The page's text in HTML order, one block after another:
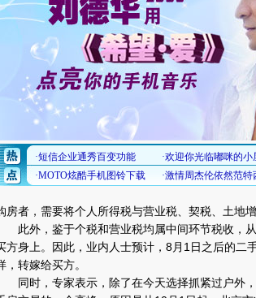
房者，需要将个人所得税与营业税、契税、土地
此外，鉴于个税和营业税均属中间环节税收，从
方身上。因此，业内人士预计，8月1日之后的二
，转嫁给买方。
同时，专家表示，除了在今天选择抓紧过户外，